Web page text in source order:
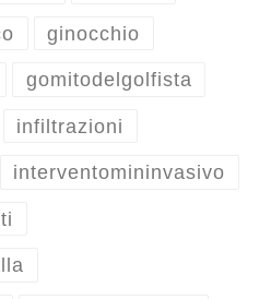
ginocchio
gomitodelgolfista
infiltrazioni
interventomininvasivo